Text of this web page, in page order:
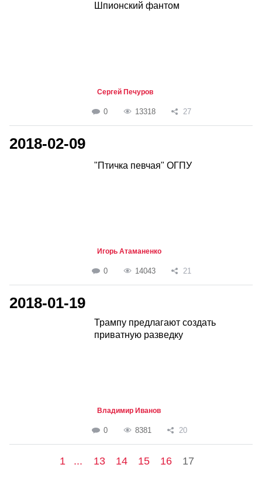
Шпионский фантом
Сергей Печуров
0 13318 27
2018-02-09
"Птичка певчая" ОГПУ
Игорь Атаманенко
0 14043 21
2018-01-19
Трампу предлагают создать
приватную разведку
Владимир Иванов
0 8381 20
1 ... 13 14 15 16 17